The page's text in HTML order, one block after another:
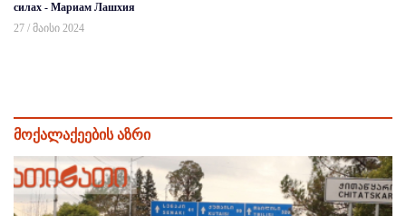
силах - Мариам Лашхия
27 / მაისი 2024
მოქალაქეების აზრი